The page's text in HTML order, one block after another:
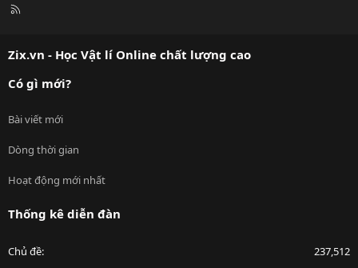
R
Zix.vn - Học Vật lí Online chất lượng cao
Có gì mới?
Bài viết mới
Dòng thời gian
Hoạt động mới nhất
Thống kê diễn đàn
Chủ đề 237,512